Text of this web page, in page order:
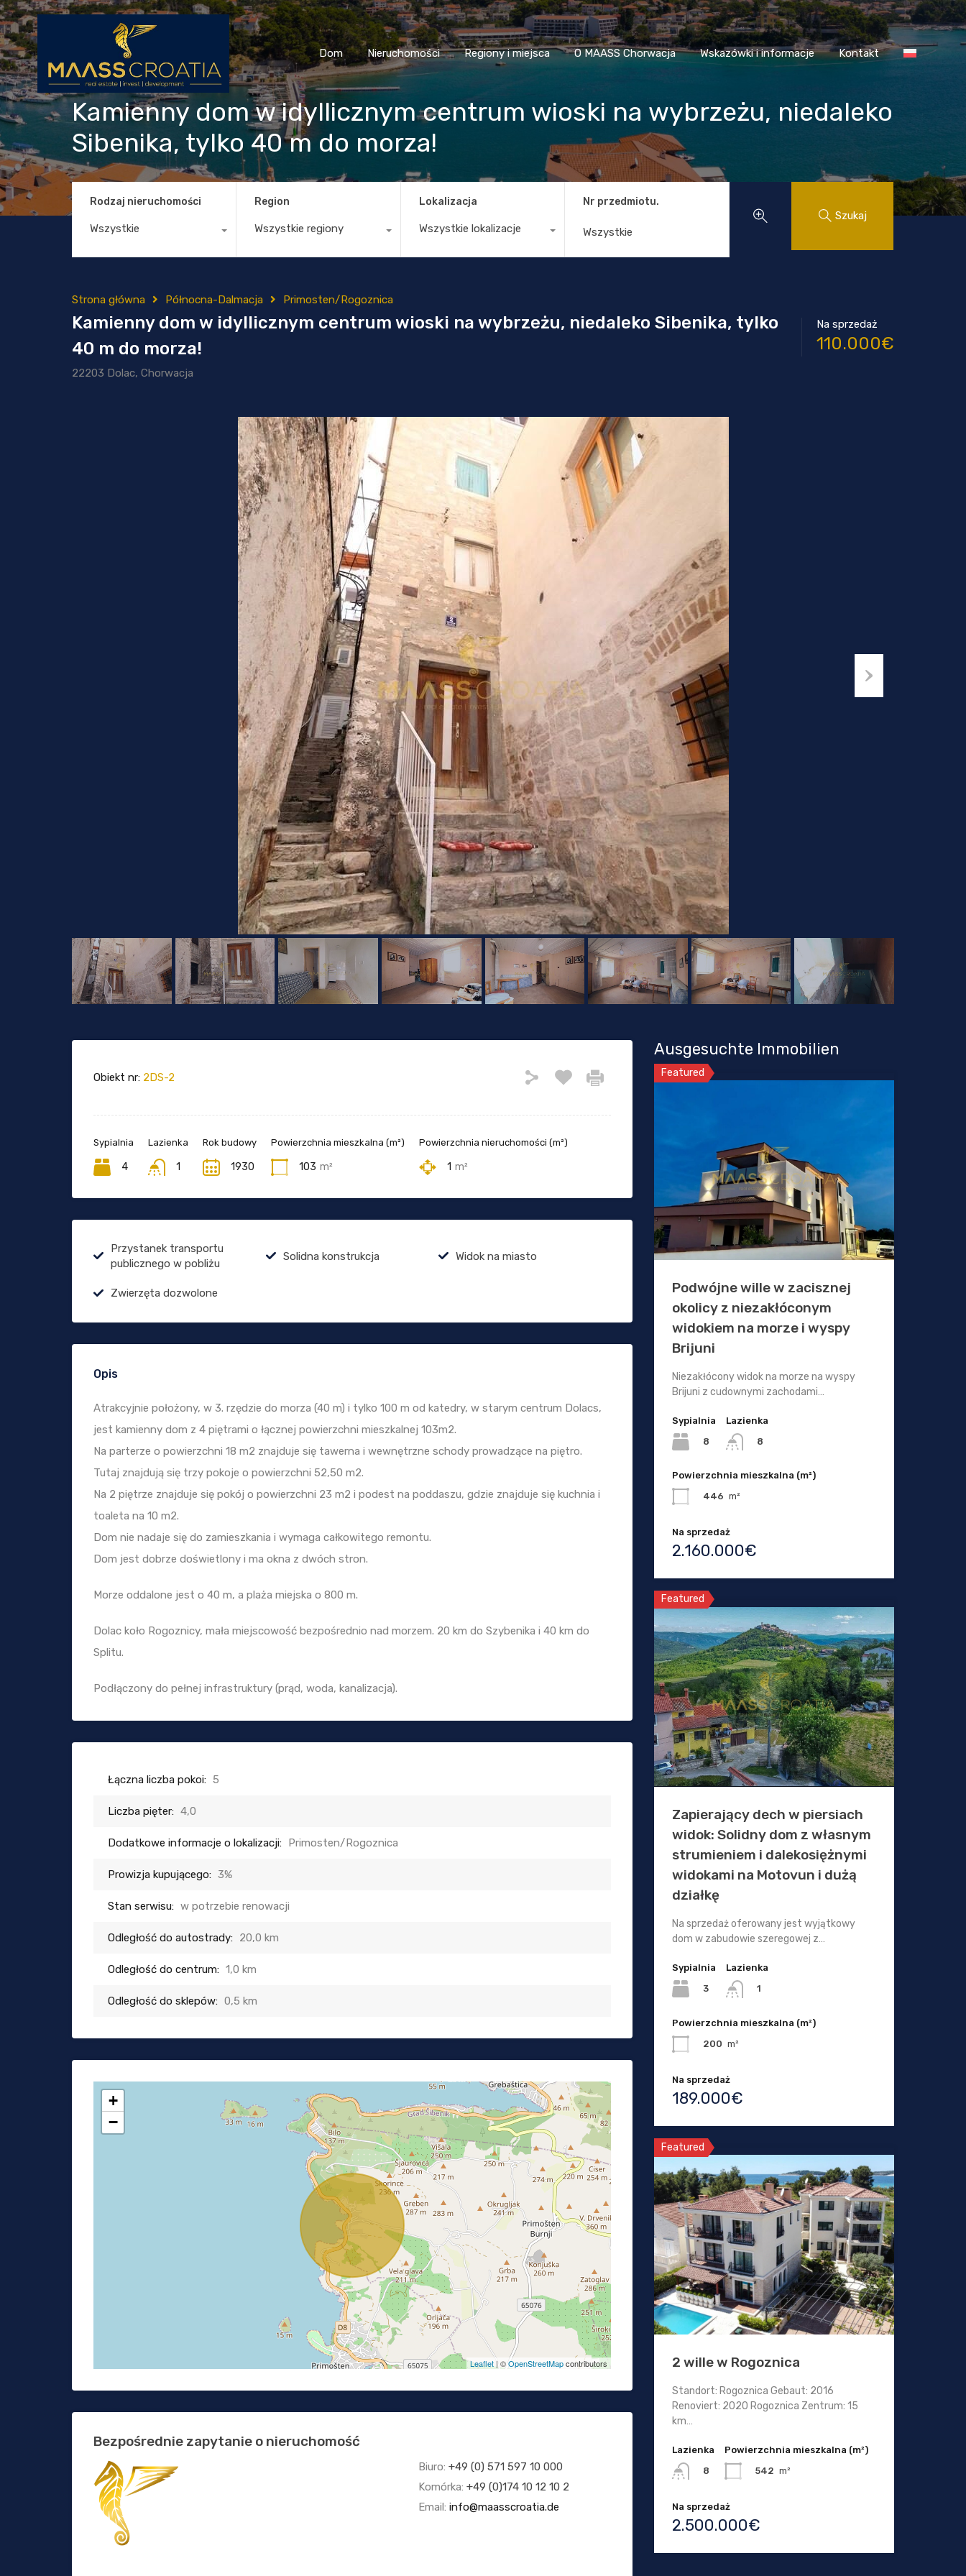
Dom Nieruchomości Regiony i miejsca O MAASS Chorwacja Wskazówki i informacje Kontakt
Dom Nieruchomości Regiony i miejsca O MAASS Chorwacja Wskazówki i informacje Kontakt
Kamienny dom w idyllicznym centrum wioski na wybrzeżu, niedaleko
Sibenika, tylko 40 m do morza!
Rodzaj nieruchomości
Wszystkie
Region
Wszystkie regiony
Lokalizacja
Wszystkie lokalizacje
Nr przedmiotu.
Szukaj
Strona główna Północna-Dalmacja Primosten/Rogoznica
Kamienny dom w idyllicznym centrum wioski na wybrzeżu, niedaleko Sibenika, tylko
40 m do morza!
22203 Dolac, Chorwacja
Na sprzedaż
110.000€
Obiekt nr: 2DS-2
Sypialnia
4
Lazienka
1
Rok budowy
1930
Powierzchnia mieszkalna (m²)
103 m²
Powierzchnia nieruchomości (m²)
1 m²
Przystanek transportu
publicznego w pobliżu
Solidna konstrukcja Widok na miasto
Zwierzęta dozwolone
Opis
Atrakcyjnie położony, w 3. rzędzie do morza (40 m) i tylko 100 m od katedry, w starym centrum Dolacs,
jest kamienny dom z 4 piętrami o łącznej powierzchni mieszkalnej 103m2.
Na parterze o powierzchni 18 m2 znajduje się tawerna i wewnętrzne schody prowadzące na piętro.
Tutaj znajdują się trzy pokoje o powierzchni 52,50 m2.
Na 2 piętrze znajduje się pokój o powierzchni 23 m2 i podest na poddaszu, gdzie znajduje się kuchnia i
toaleta na 10 m2.
Dom nie nadaje się do zamieszkania i wymaga całkowitego remontu.
Dom jest dobrze doświetlony i ma okna z dwóch stron.
Morze oddalone jest o 40 m, a plaża miejska o 800 m.
Dolac koło Rogoznicy, mała miejscowość bezpośrednio nad morzem. 20 km do Szybenika i 40 km do
Splitu.
Podłączony do pełnej infrastruktury (prąd, woda, kanalizacja).
Łączna liczba pokoi: 5
Liczba pięter: 4,0
Dodatkowe informacje o lokalizacji: Primosten/Rogoznica
Prowizja kupującego: 3%
Stan serwisu: w potrzebie renowacji
Odległość do autostrady: 20,0 km
Odległość do centrum: 1,0 km
Odległość do sklepów: 0,5 km
+
−
Leaflet| ©OpenStreetMapcontributors
Bezpośrednie zapytanie o nieruchomość
Biuro: +49 (0) 571 597 10 000
Komórka: +49 (0)174 10 12 10 2
Email: info@maasscroatia.de
Ausgesuchte Immobilien
Featured
Podwójne wille w zacisznej
okolicy z niezakłóconym
widokiem na morze i wyspy
Brijuni
Niezakłócony widok na morze na wyspy
Brijuni z cudownymi zachodami…
Sypialnia
8
Lazienka
8
Powierzchnia mieszkalna (m²)
446 m²
Na sprzedaż
2.160.000€
Featured
Zapierający dech w piersiach
widok: Solidny dom z własnym
strumieniem i dalekosiężnymi
widokami na Motovun i dużą
działkę
Na sprzedaż oferowany jest wyjątkowy
dom w zabudowie szeregowej z…
Sypialnia
3
Lazienka
1
Powierzchnia mieszkalna (m²)
200 m²
Na sprzedaż
189.000€
Featured
2 wille w Rogoznica
Standort: Rogoznica Gebaut: 2016
Renoviert: 2020 Rogoznica Zentrum: 15
km…
Lazienka
8
Powierzchnia mieszkalna (m²)
542 m²
Na sprzedaż
2.500.000€